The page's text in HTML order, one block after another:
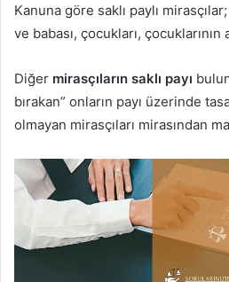
Kanuna göre saklı paylı mirasçılar;
ve babası, çocukları, çocuklarının
Diğer mirasçıların saklı payı
bırakan” onların payı üzerinde
olmayan mirasçıları mirasından